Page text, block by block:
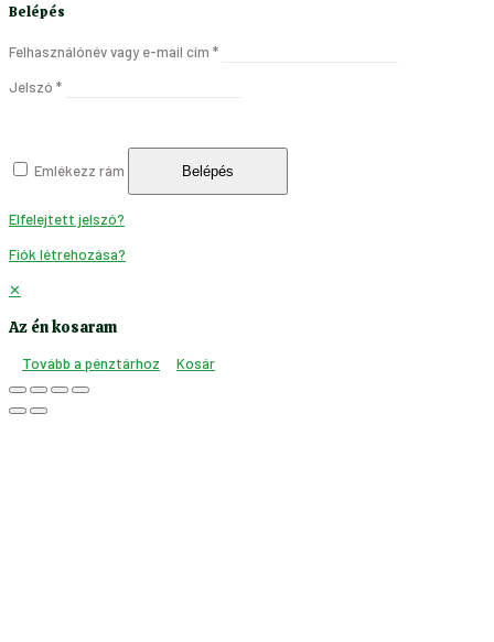
Belépés
Felhasználónév vagy e-mail cím *
Jelszó *
Emlékezz rám Belépés
Elfelejtett jelszó?
Fiók létrehozása?
✕
Az én kosaram
Tovább a pénztárhoz Kosár